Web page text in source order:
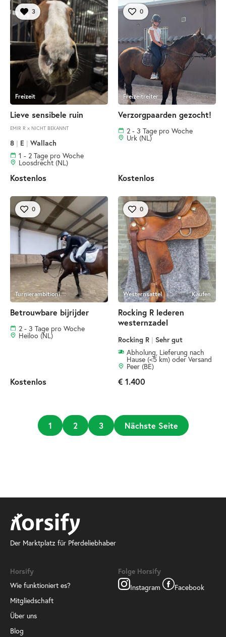
3
Freizeit
Lieve sensibele ruin
EMIR R × NICHT BEKANNT
8 | E | Wallach
1 - 2 Tage pro Woche
Loosdrecht (NL)
Kostenlos
0
Freizeitreiter
Verzorgpaarden gezocht!
2 - 3 Tage pro Woche
Urk (NL)
Kostenlos
0
Turnierambitionierter Reiter
Betrouwbare bijrijder
2 - 3 Tage pro Woche
Heiloo (NL)
Kostenlos
0
Westernsattel Kaufen
Rocking R lederen
westernzadel
Rocking R | Sehr gut
Abholung, Lieferung nach
Hause (<5 km) oder Versand
Peer (BE)
€ 1.400
1 2 3 Nächste Seite
Der Marktplatz für Pferdeliebhaber
Horsify
Wie funktioniert es?
Mitgliedschaft
Über uns
Blog
Folge Horsify
Instagram
Facebook